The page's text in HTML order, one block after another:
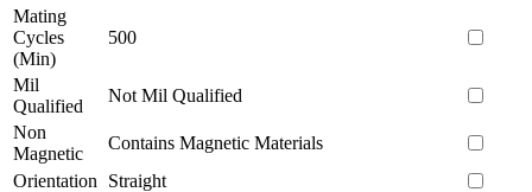
Mating
Cycles
(Min)
500
Mil
Qualified
Not Mil Qualified
Non
Magnetic
Contains Magnetic Materials
Orientation
Straight